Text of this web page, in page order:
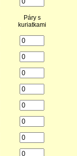
Páry s
kuriatkami